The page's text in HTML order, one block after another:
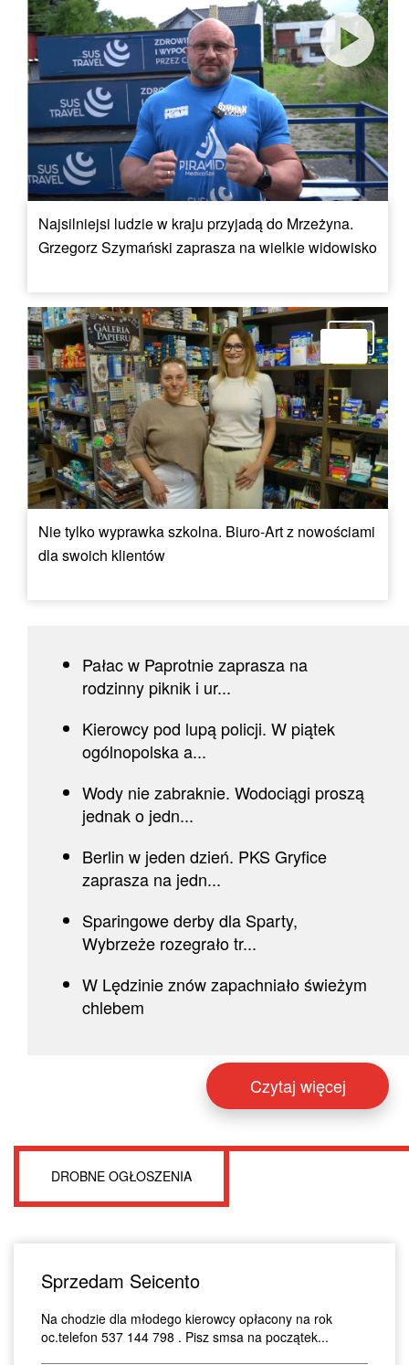
Najsilniejsi ludzie w kraju przyjadą do Mrzeżyna.
Grzegorz Szymański zaprasza na wielkie widowisko
Nie tylko wyprawka szkolna. Biuro-Art z nowościami
dla swoich klientów
Pałac w Paprotnie zaprasza na
rodzinny piknik i ur...
Kierowcy pod lupą policji. W piątek
ogólnopolska a...
Wody nie zabraknie. Wodociągi proszą
jednak o jedn...
Berlin w jeden dzień. PKS Gryfice
zaprasza na jedn...
Sparingowe derby dla Sparty,
Wybrzeże rozegrało tr...
W Lędzinie znów zapachniało świeżym
chlebem
Czytaj więcej
DROBNE OGŁOSZENIA
Sprzedam Seicento
Na chodzie dla młodego kierowcy opłacony na rok
oc.telefon 537 144 798 . Pisz smsa na początek...